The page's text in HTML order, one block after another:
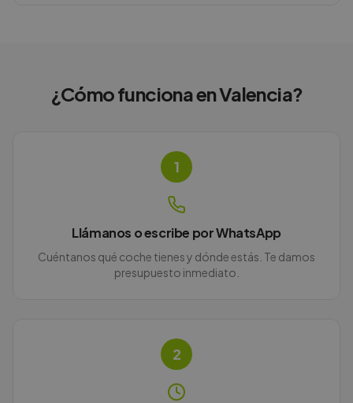
¿Cómo funciona enValencia?
1
Llámanos o escribe por WhatsApp
Cuéntanos qué coche tienes y dónde estás. Te damos
presupuesto inmediato.
2